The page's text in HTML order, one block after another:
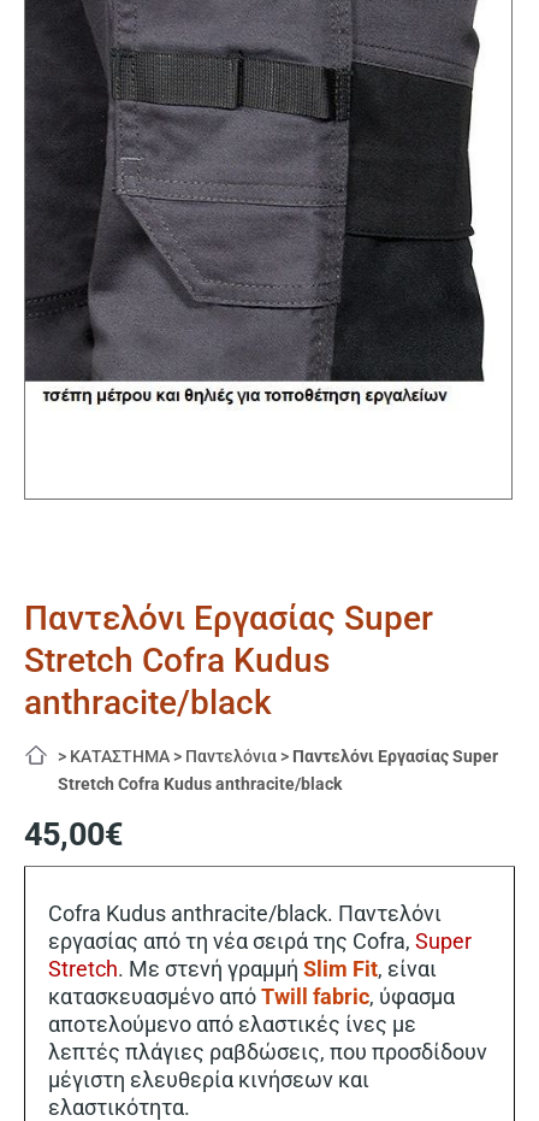
Παντελόνι Εργασίας Super
Stretch Cofra Kudus
anthracite/black
> ΚΑΤΑΣΤΗΜΑ > Παντελόνια > Παντελόνι Εργασίας Super
Stretch Cofra Kudus anthracite/black
45,00€
Cofra Kudus anthracite/black. Παντελόνι
εργασίας από τη νέα σειρά της Cofra, Super
Stretch. Με στενή γραμμή Slim Fit, είναι
κατασκευασμένο απόTwill fabric, ύφασμα
αποτελούμενο από ελαστικές ίνες με
λεπτές πλάγιες ραβδώσεις, που προσδίδουν
μέγιστη ελευθερία κινήσεων και
ελαστικότητα.